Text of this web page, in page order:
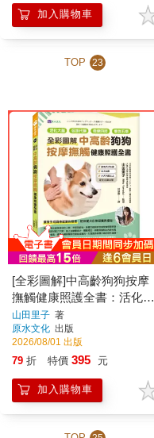
加入購物車
TOP 23
[全彩圖解]中高齡狗狗按摩
撫觸健康照護全書：活化大
腦、促進代謝、強健四肢、
增強五感
山田里子 著
原水文化 出版
2026/08/01 出版
79 折 特價 395 元
加入購物車